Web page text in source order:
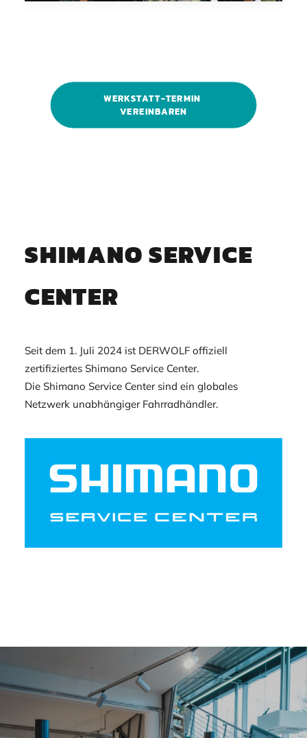
WERKSTATT-TERMIN
VEREINBAREN
SHIMANO SERVICE
CENTER
Seit dem 1. Juli 2024 ist DERWOLF offiziell
zertifiziertes Shimano Service Center.
Die Shimano Service Center sind ein globales
Netzwerk unabhängiger Fahrradhändler.